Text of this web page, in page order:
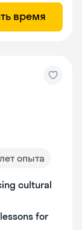
время
опыта
cultural
for